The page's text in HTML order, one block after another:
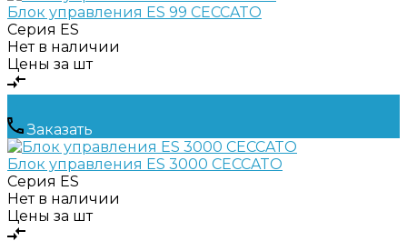
Блок управления ES 99 CECCATO
Серия ES
Нет в наличии
Цены за шт
Заказать
Блок управления ES 3000 CECCATO
Серия ES
Нет в наличии
Цены за шт